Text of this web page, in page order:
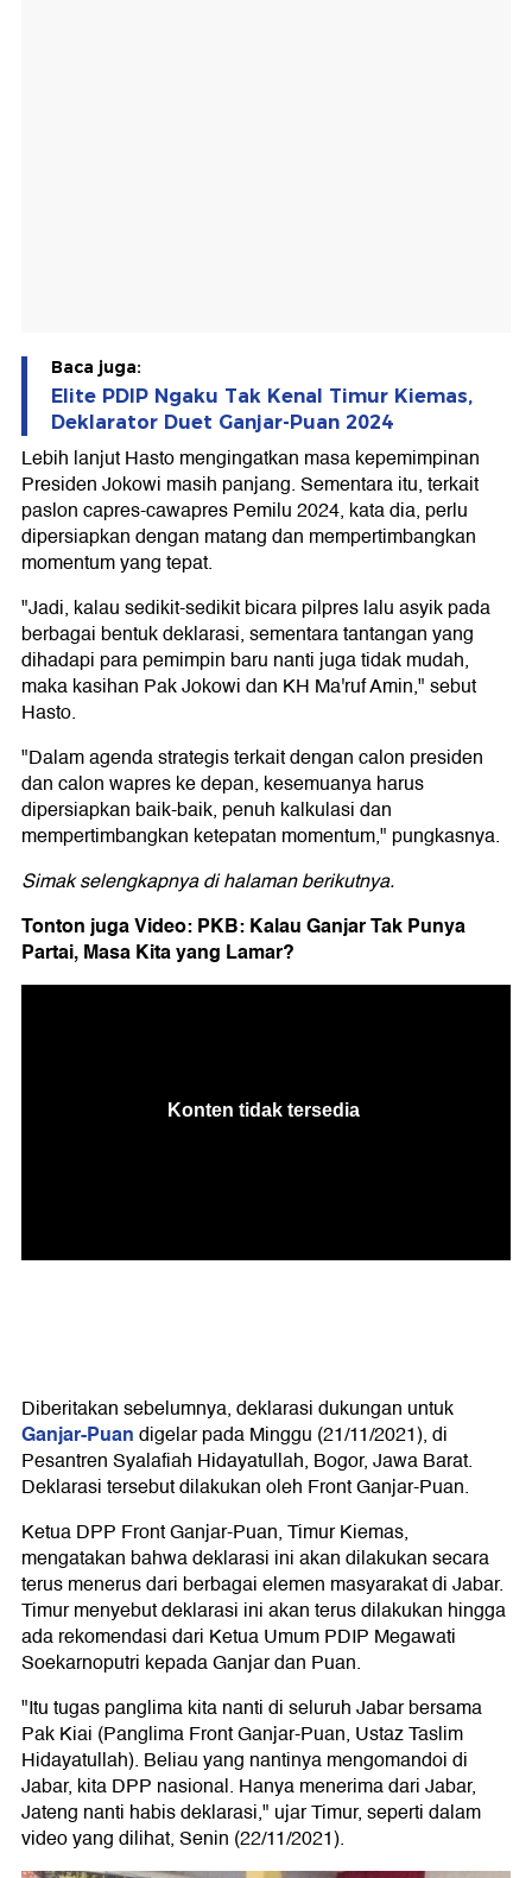
Baca juga:
Elite PDIP Ngaku Tak Kenal Timur Kiemas,
Deklarator Duet Ganjar-Puan 2024
Lebih lanjut Hasto mengingatkan masa kepemimpinan
Presiden Jokowi masih panjang. Sementara itu, terkait
paslon capres-cawapres Pemilu 2024, kata dia, perlu
dipersiapkan dengan matang dan mempertimbangkan
momentum yang tepat.
"Jadi, kalau sedikit-sedikit bicara pilpres lalu asyik pada
berbagai bentuk deklarasi, sementara tantangan yang
dihadapi para pemimpin baru nanti juga tidak mudah,
maka kasihan Pak Jokowi dan KH Ma'ruf Amin," sebut
Hasto.
"Dalam agenda strategis terkait dengan calon presiden
dan calon wapres ke depan, kesemuanya harus
dipersiapkan baik-baik, penuh kalkulasi dan
mempertimbangkan ketepatan momentum," pungkasnya.
Simak selengkapnya di halaman berikutnya.
Tonton juga Video: PKB: Kalau Ganjar Tak Punya
Partai, Masa Kita yang Lamar?
Diberitakan sebelumnya, deklarasi dukungan untuk
Ganjar-Puandigelar pada Minggu (21/11/2021), di
Pesantren Syalafiah Hidayatullah, Bogor, Jawa Barat.
Deklarasi tersebut dilakukan oleh Front Ganjar-Puan.
Ketua DPP Front Ganjar-Puan, Timur Kiemas,
mengatakan bahwa deklarasi ini akan dilakukan secara
terus menerus dari berbagai elemen masyarakat di Jabar.
Timur menyebut deklarasi ini akan terus dilakukan hingga
ada rekomendasi dari Ketua Umum PDIP Megawati
Soekarnoputri kepada Ganjar dan Puan.
"Itu tugas panglima kita nanti di seluruh Jabar bersama
Pak Kiai (Panglima Front Ganjar-Puan, Ustaz Taslim
Hidayatullah). Beliau yang nantinya mengomandoi di
Jabar, kita DPP nasional. Hanya menerima dari Jabar,
Jateng nanti habis deklarasi," ujar Timur, seperti dalam
video yang dilihat, Senin (22/11/2021).